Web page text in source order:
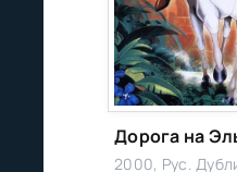
2000, Рус.